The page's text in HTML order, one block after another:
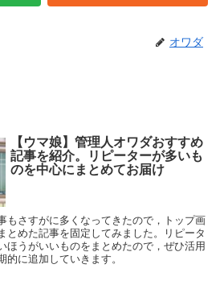
オワダ
【ウマ娘】管理人オワダおすすめ
記事を紹介。リピーターが多いも
のを中心にまとめてお届け
もさすがに多くなってきたので，トップ画
とめた記事を固定してみました。リピータ
ほうがいいものをまとめたので，ぜひ活用
的に追加していきます。